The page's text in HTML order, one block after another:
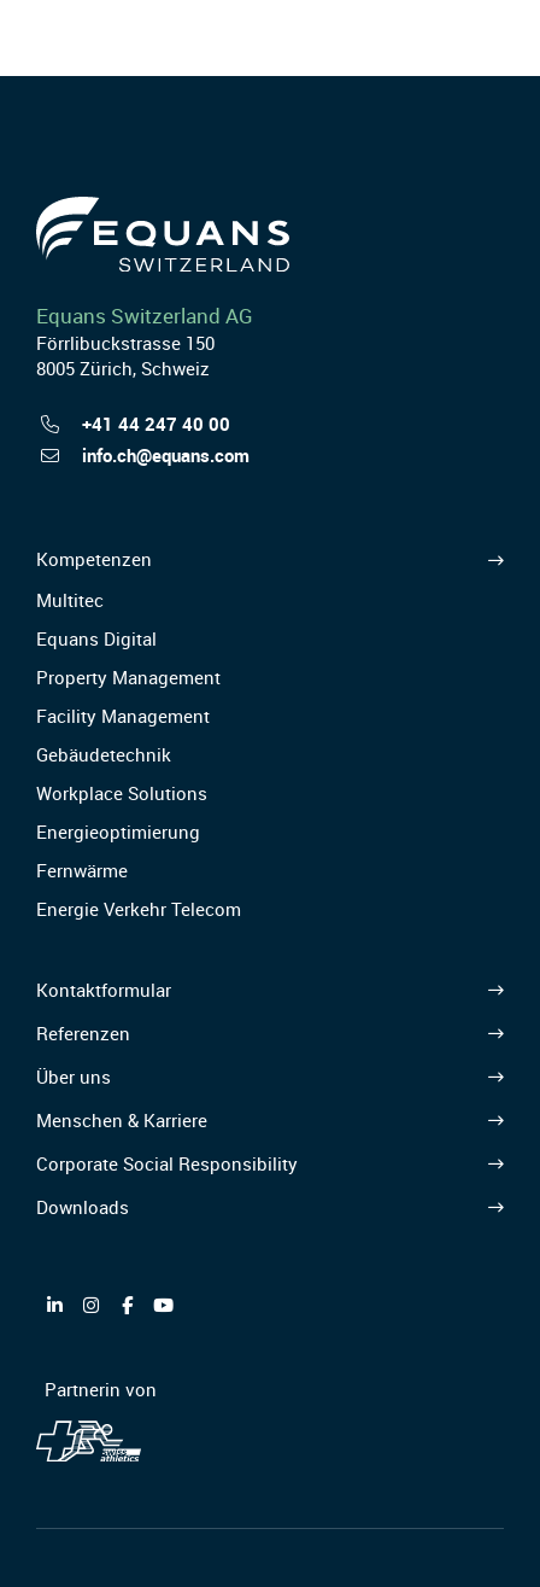
Equans Switzerland AG
Förrlibuckstrasse 150
8005 Zürich, Schweiz
+41 44 247 40 00
info.ch@equans.com
Kompetenzen
Multitec
Equans Digital
Property Management
Facility Management
Gebäudetechnik
Workplace Solutions
Energieoptimierung
Fernwärme
Energie Verkehr Telecom
Kontaktformular
Referenzen
Über uns
Menschen & Karriere
Corporate Social Responsibility
Downloads
Partnerin von